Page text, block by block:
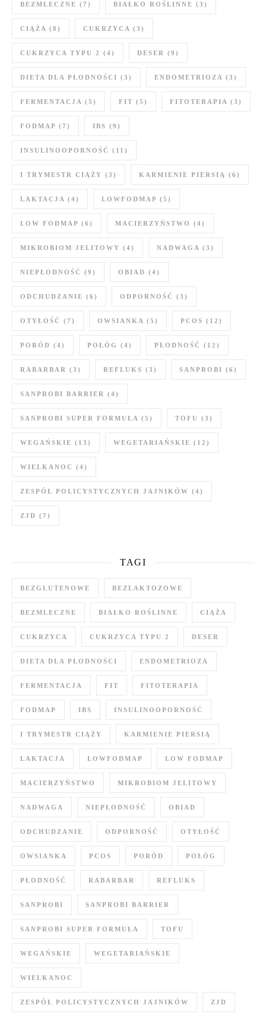
BEZMLECZNE (7) BIAŁKO ROŚLINNE (3)
CIĄŻA (8) CUKRZYCA (3)
CUKRZYCA TYPU 2 (4) DESER (9)
DIETA DLA PŁODNOŚCI (3) ENDOMETRIOZA (3)
FERMENTACJA (5) FIT (5) FITOTERAPIA (3)
FODMAP (7) IBS (9)
INSULINOOPORNOŚĆ (11)
I TRYMESTR CIĄŻY (3) KARMIENIE PIERSIĄ (6)
LAKTACJA (4) LOWFODMAP (5)
LOW FODMAP (6) MACIERZYŃSTWO (4)
MIKROBIOM JELITOWY (4) NADWAGA (3)
NIEPŁODNOŚĆ (9) OBIAD (4)
ODCHUDZANIE (6) ODPORNOŚĆ (3)
OTYŁOŚĆ (7) OWSIANKA (5) PCOS (12)
PORÓD (4) POŁÓG (4) PŁODNOŚĆ (12)
RABARBAR (3) REFLUKS (3) SANPROBI (6)
SANPROBI BARRIER (4)
SANPROBI SUPER FORMUŁA (5) TOFU (3)
WEGAŃSKIE (13) WEGETARIAŃSKIE (12)
WIELKANOC (4)
ZESPÓŁ POLICYSTYCZNYCH JAJNIKÓW (4)
ZJD (7)
TAGI
BEZGLUTENOWE BEZLAKTOZOWE
BEZMLECZNE BIAŁKO ROŚLINNE CIĄŻA
CUKRZYCA CUKRZYCA TYPU 2 DESER
DIETA DLA PŁODNOŚCI ENDOMETRIOZA
FERMENTACJA FIT FITOTERAPIA
FODMAP IBS INSULINOOPORNOŚĆ
I TRYMESTR CIĄŻY KARMIENIE PIERSIĄ
LAKTACJA LOWFODMAP LOW FODMAP
MACIERZYŃSTWO MIKROBIOM JELITOWY
NADWAGA NIEPŁODNOŚĆ OBIAD
ODCHUDZANIE ODPORNOŚĆ OTYŁOŚĆ
OWSIANKA PCOS PORÓD POŁÓG
PŁODNOŚĆ RABARBAR REFLUKS
SANPROBI SANPROBI BARRIER
SANPROBI SUPER FORMUŁA TOFU
WEGAŃSKIE WEGETARIAŃSKIE
WIELKANOC
ZESPÓŁ POLICYSTYCZNYCH JAJNIKÓW ZJD